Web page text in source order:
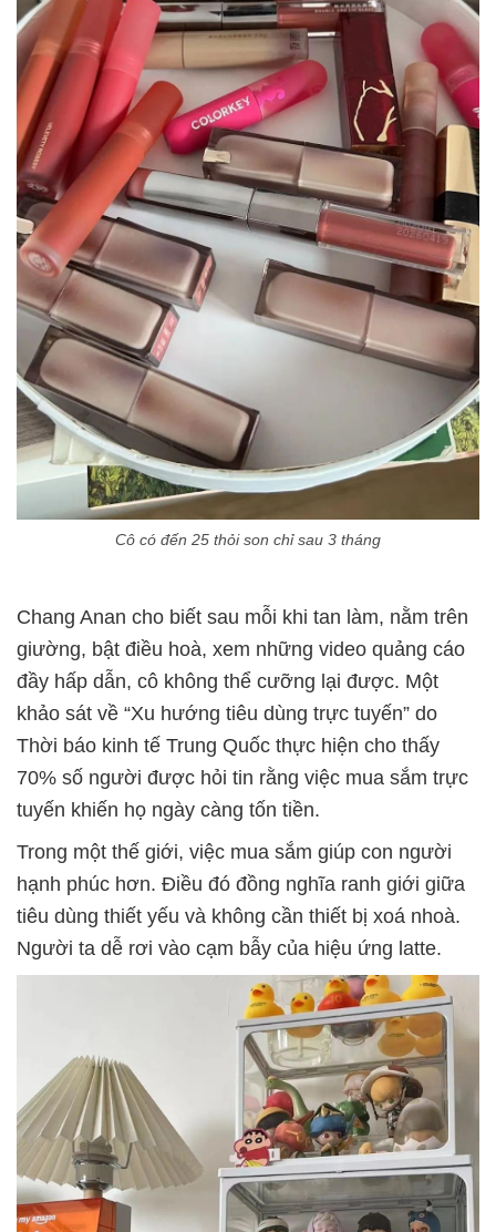
Cô có đến 25 thỏi son chỉ sau 3 tháng
Chang Anan cho biết sau mỗi khi tan làm, nằm trên
giường, bật điều hoà, xem những video quảng cáo
đầy hấp dẫn, cô không thể cưỡng lại được. Một
khảo sát về “Xu hướng tiêu dùng trực tuyến” do
Thời báo kinh tế Trung Quốc thực hiện cho thấy
70% số người được hỏi tin rằng việc mua sắm trực
tuyến khiến họ ngày càng tốn tiền.
Trong một thế giới, việc mua sắm giúp con người
hạnh phúc hơn. Điều đó đồng nghĩa ranh giới giữa
tiêu dùng thiết yếu và không cần thiết bị xoá nhoà.
Người ta dễ rơi vào cạm bẫy của hiệu ứng latte.